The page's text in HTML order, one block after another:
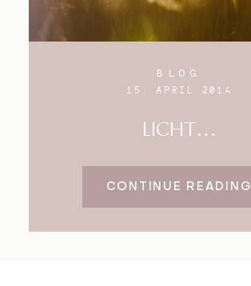
BLOG
15. APRIL 2014
LICHT…
CONTINUE READING
Impressum